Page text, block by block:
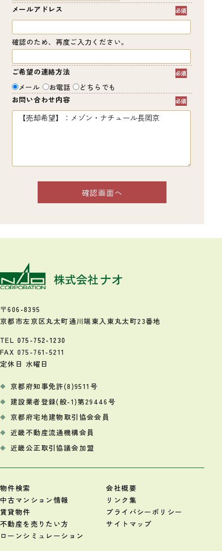
メールアドレス
確認のため、再度ご入力ください。
ご希望の連絡方法
メール
お電話
どちらでも
お問い合わせ内容
〒606-8395
京都市左京区丸太町通川端東入 東丸太町23番地
TEL 075-752-1230
FAX 075-761-5211
定休日 水曜日
京都府知事免許(8)9511号
建設業者登録(般-1)第29446号
京都府宅地建物取引協会会員
近畿不動産流通機構会員
近畿公正取引協議会加盟
物件検索
中古マンション情報
賃貸物件
不動産を売りたい方
ローンシミュレーション
会社概要
リンク集
プライバシーポリシー
サイトマップ